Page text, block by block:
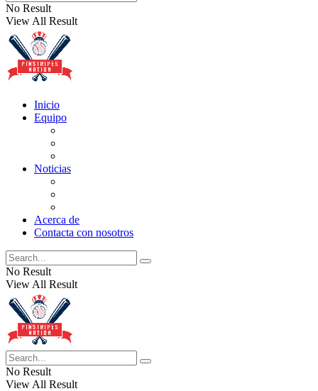
No Result
View All Result
Inicio
Equipo
Noticias
Acerca de
Contacta con nosotros
No Result
View All Result
No Result
View All Result